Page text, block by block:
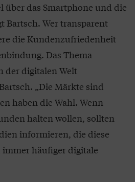
über das Smartphone und die
Bartsch. Wer transparent
die Kundenzufriedenheit
Das Thema
der digitalen Welt
„Die Märkte sind
haben die Wahl. Wenn
halten wollen, sollten
informieren, die diese
häufiger digitale